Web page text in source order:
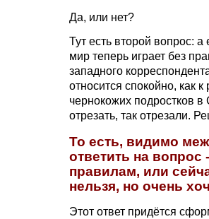
Да, или нет?
Тут есть второй вопрос:
мир теперь играет без
западного
относится спокойно, как
чернокожих подростков
отрезать, так отрезали.
То есть, видимо
ответить на
правилам, или
нельзя, но очень
Этот ответ придётся